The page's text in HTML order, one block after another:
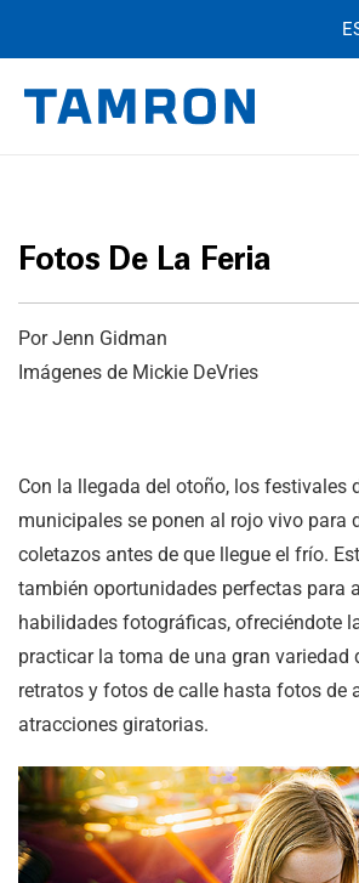
contenido
Fotos De La Feria
Por Jenn Gidman
Imágenes de Mickie DeVries
Con la llegada del otoño, los festivales
municipales se ponen al rojo vivo para
coletazos antes de que llegue el frío.
también oportunidades perfectas para
habilidades fotográficas, ofreciéndote
practicar la toma de una gran variedad
retratos y fotos de calle hasta fotos de
atracciones giratorias.